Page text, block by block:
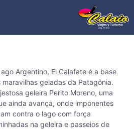
Argentino, El Calafate é a base
geladas da Patagônia.
geleira Perito Moreno, uma
ainda avança, onde imponentes
contra o lago com força
na geleira e passeios de